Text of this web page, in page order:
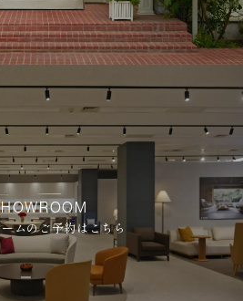
ムのご予約はこちら